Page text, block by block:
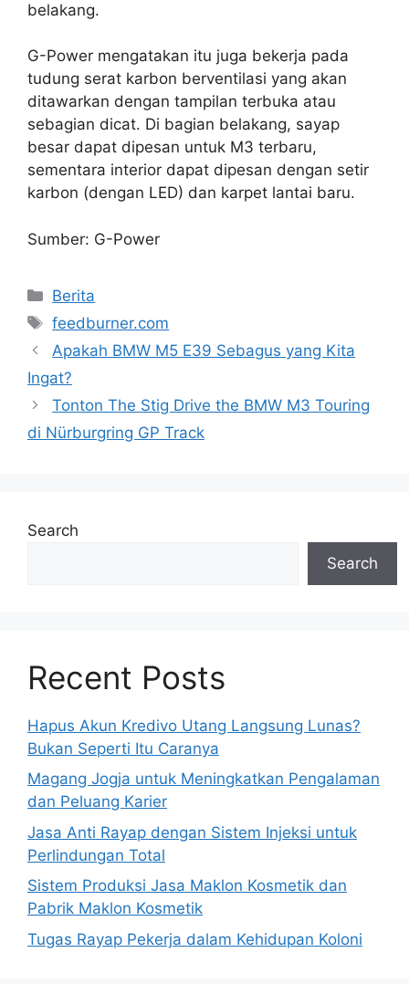
belakang.
G-Power mengatakan itu juga bekerja pada
tudung serat karbon berventilasi yang akan
ditawarkan dengan tampilan terbuka atau
sebagian dicat. Di bagian belakang, sayap
besar dapat dipesan untuk M3 terbaru,
sementara interior dapat dipesan dengan setir
karbon (dengan LED) dan karpet lantai baru.
Sumber: G-Power
Categories
Berita
Tags
feedburner.com
Apakah BMW M5 E39 Sebagus yang Kita
Ingat?
Tonton The Stig Drive the BMW M3 Touring
di Nürburgring GP Track
Search
Search
Recent Posts
Hapus Akun Kredivo Utang Langsung Lunas?
Bukan Seperti Itu Caranya
Magang Jogja untuk Meningkatkan Pengalaman
dan Peluang Karier
Jasa Anti Rayap dengan Sistem Injeksi untuk
Perlindungan Total
Sistem Produksi Jasa Maklon Kosmetik dan
Pabrik Maklon Kosmetik
Tugas Rayap Pekerja dalam Kehidupan Koloni